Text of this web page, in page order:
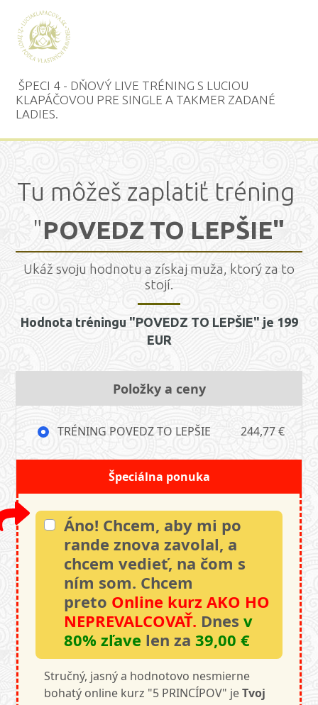
ŠPECI 4 - DŇOVÝ LIVE TRÉNING S LUCIOU
KLAPÁČOVOU PRE SINGLE A TAKMER ZADANÉ
LADIES.
Tu môžeš zaplatiť tréning
"POVEDZ TO LEPŠIE"
Ukáž svoju hodnotu a získaj muža, ktorý za to
stojí.
Hodnota tréningu "POVEDZ TO LEPŠIE" je 199
EUR
Položky a ceny
TRÉNING POVEDZ TO LEPŠIE 244,77 €
Špeciálna ponuka
Áno! Chcem, aby mi po
rande znova zavolal, a
chcem vedieť, na čom s
ním som. Chcem
preto Online kurz AKO HO
NEPREVALCOVAŤ. Dnesv
80% zľave len za39,00 €
Stručný, jasný a hodnotovo nesmierne
bohatý online kurz "5 PRINCÍPOV" jeTvoj